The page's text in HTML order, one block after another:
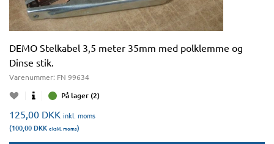
DEMO Stelkabel 3,5 meter 35mm med polklemme og
Dinse stik.
Varenummer: FN 99634
På lager (2)
125,00 DKK inkl. moms
(100,00 DKK ekskl. moms)